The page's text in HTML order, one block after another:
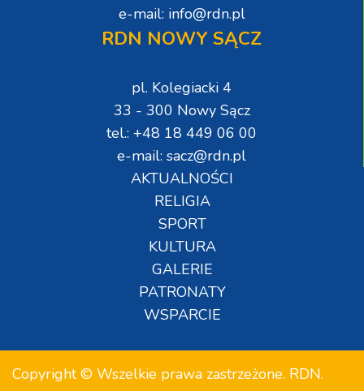
e-mail: info@rdn.pl
RDN NOWY SĄCZ
pl. Kolegiacki 4
33 - 300 Nowy Sącz
tel.: +48 18 449 06 00
e-mail: sacz@rdn.pl
AKTUALNOŚCI
RELIGIA
SPORT
KULTURA
GALERIE
PATRONATY
WSPARCIE
Copyright © Wszelkie prawa zastrzeżone. RDN.